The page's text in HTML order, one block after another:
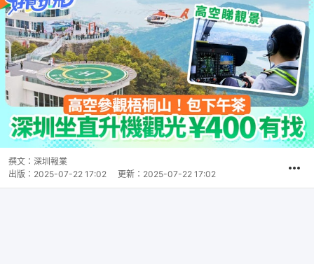
撰文： 深圳報業
出版： 2025-07-22 17:02 更新： 2025-07-22 17:02